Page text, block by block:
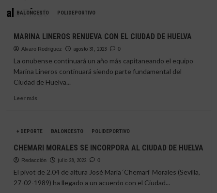
ala Pívot
BALONCESTO POLIDEPORTIVO
MARINA LINEROS RENUEVA CON EL CIUDAD DE HUELVA
Alvaro Rodriguez agosto 31, 2023 0
La onubense continuará un año más capitaneando el equipo
Marina Lineros continuará siendo parte fundamental del
Ciudad de Huelva...
Leer másLeer
LINEROS
CON
EL
CIUDAD
DE
HUELVA
+ DEPORTE BALONCESTO POLIDEPORTIVO
CHEMARI MORALES SE INCORPORA AL CIUDAD DE HUELVA
Redacción julio 28, 2022 0
El pívot de 2.04 de altura José María ‘Chemari’ Morales (Sevilla,
27-02-1989) ha llegado a un acuerdo con el Ciudad...